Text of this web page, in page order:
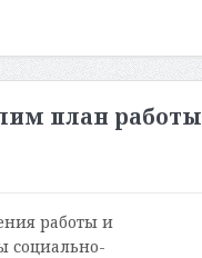
план работы
работы и
социально-